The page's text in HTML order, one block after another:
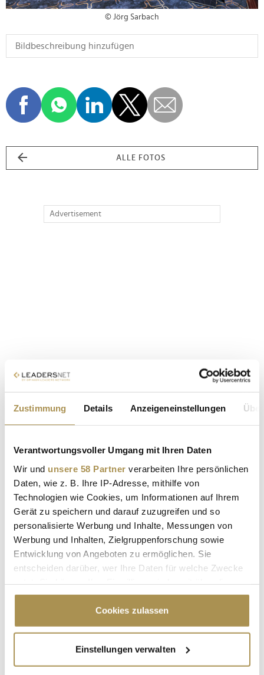
Zustimmung Details Anzeigeneinstellungen
Verantwortungsvoller Umgang mit Ihren Daten
Wir und unsere 58 Partner verarbeiten Ihre persönlichen
Daten, wie z. B. Ihre IP-Adresse, mithilfe von
Technologien wie Cookies, um Informationen auf Ihrem
Gerät zu speichern und darauf zuzugreifen und so
personalisierte Werbung und Inhalte, Messungen von
Werbung und Inhalten, Zielgruppenforschung sowie
Entwicklung von Angeboten zu ermöglichen. Sie
entscheiden darüber, wer Ihre Daten für welche Zwecke
Cookie-Erklärung oder durch Klicken auf das Privacy
Trigger Symbol ändern oder widerrufen
Informationen über Ihre geografische Lage
erfassen, welche bis auf einige Meter genau sein
Cookies zulassen
Einstellungen verwalten
© Jörg Sarbach
ALLE FOTOS
Advertisement